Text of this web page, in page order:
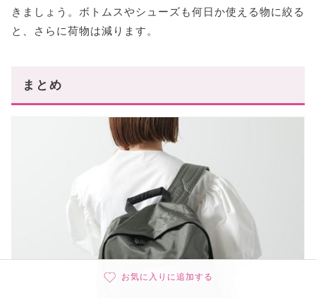
きましょう。ボトムスやシューズも何日か使える物に絞る
と、さらに荷物は減ります。
まとめ
お気に入りに追加する